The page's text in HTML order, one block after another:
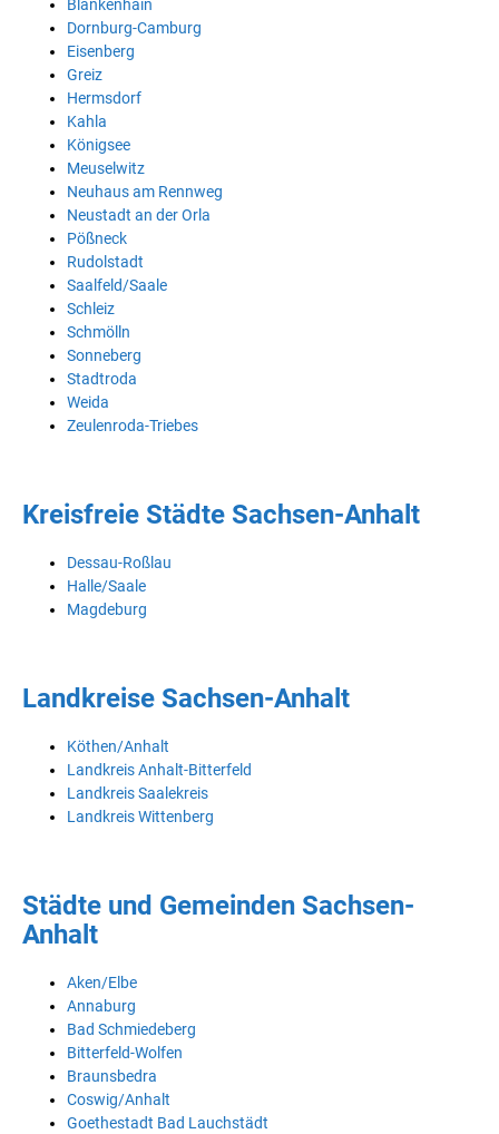
Blankenhain
Dornburg-Camburg
Eisenberg
Greiz
Hermsdorf
Kahla
Königsee
Meuselwitz
Neuhaus am Rennweg
Neustadt an der Orla
Pößneck
Rudolstadt
Saalfeld/Saale
Schleiz
Schmölln
Sonneberg
Stadtroda
Weida
Zeulenroda-Triebes
Kreisfreie Städte Sachsen-Anhalt
Dessau-Roßlau
Halle/Saale
Magdeburg
Landkreise Sachsen-Anhalt
Köthen/Anhalt
Landkreis Anhalt-Bitterfeld
Landkreis Saalekreis
Landkreis Wittenberg
Städte und Gemeinden Sachsen-
Anhalt
Aken/Elbe
Annaburg
Bad Schmiedeberg
Bitterfeld-Wolfen
Braunsbedra
Coswig/Anhalt
Goethestadt Bad Lauchstädt